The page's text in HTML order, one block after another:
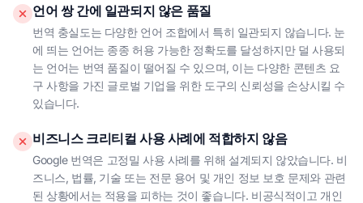
언어 쌍 간에 일관되지 않은 품질
번역 충실도는 다양한 언어 조합에서 특히 일관되지 않습니다. 눈
에 띄는 언어는 종종 허용 가능한 정확도를 달성하지만 덜 사용되
는 언어는 번역 품질이 떨어질 수 있으며, 이는 다양한 콘텐츠 요
구 사항을 가진 글로벌 기업을 위한 도구의 신뢰성을 손상시킬 수
있습니다.
비즈니스 크리티컬 사용 사례에 적합하지 않음
Google 번역은 고정밀 사용 사례를 위해 설계되지 않았습니다. 비
즈니스, 법률, 기술 또는 전문 용어 및 개인 정보 보호 문제와 관련
된 상황에서는 적용을 피하는 것이 좋습니다. 비공식적이고 개인